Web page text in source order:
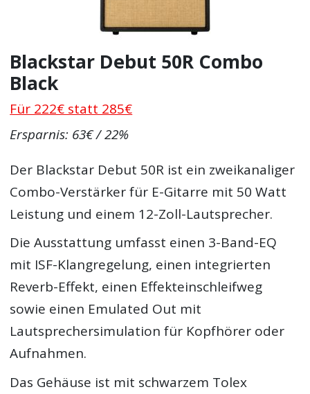
Blackstar Debut 50R Combo
Black
Für 222€ statt 285€
Ersparnis: 63€ / 22%
Der Blackstar Debut 50R ist ein zweikanaliger
Combo-Verstärker für E-Gitarre mit 50 Watt
Leistung und einem 12-Zoll-Lautsprecher.
Die Ausstattung umfasst einen 3-Band-EQ
mit ISF-Klangregelung, einen integrierten
Reverb-Effekt, einen Effekteinschleifweg
sowie einen Emulated Out mit
Lautsprechersimulation für Kopfhörer oder
Aufnahmen.
Das Gehäuse ist mit schwarzem Tolex